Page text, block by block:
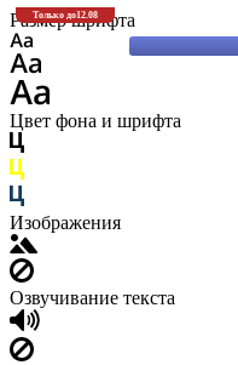
Только до12.08
Размер шрифта
Цвет фона и шрифта
Изображения
Озвучивание текста